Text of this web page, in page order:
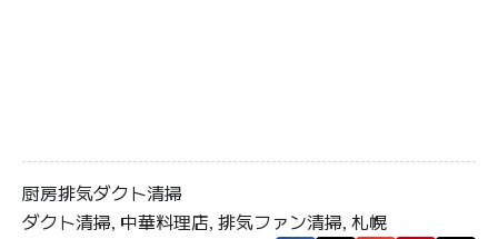
厨房排気ダクト清掃
ダクト清掃, 中華料理店, 排気ファン清掃, 札幌